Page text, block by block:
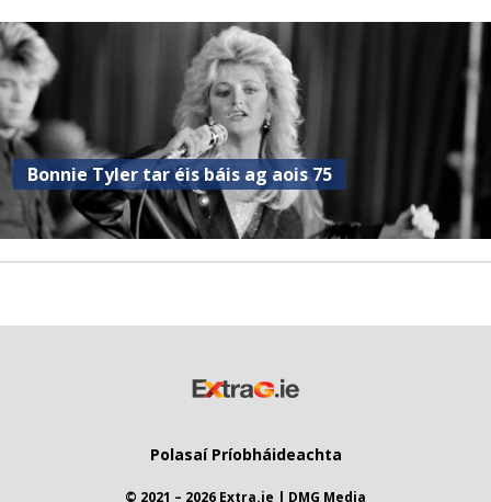
Bonnie Tyler tar éis báis ag aois 75
Polasaí Príobháideachta
© 2021 – 2026 Extra.ie | DMG Media